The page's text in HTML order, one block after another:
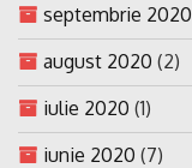
septembrie 2020
august 2020 (2)
iulie 2020 (1)
iunie 2020 (7)